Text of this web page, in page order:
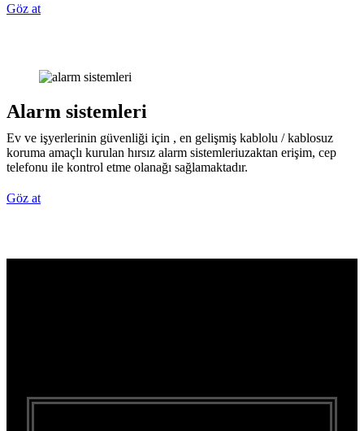
Göz at
Alarm sistemleri
Ev ve işyerlerinin güvenliği için , en gelişmiş kablolu / kablosuz
koruma amaçlı kurulan hırsız alarm sistemleriuzaktan erişim, cep
telefonu ile kontrol etme olanağı sağlamaktadır.
Göz at